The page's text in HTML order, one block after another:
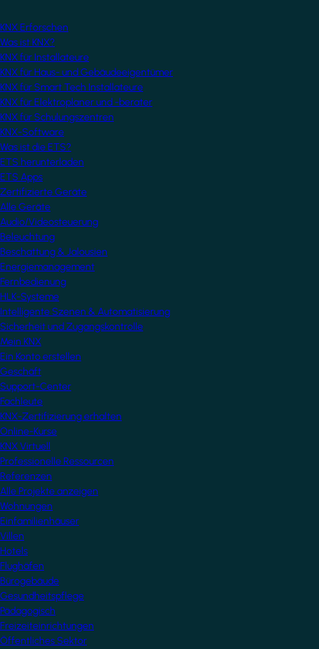
KNX Erforschen
Was ist KNX?
KNX für Installateure
KNX für Haus- und Gebäudeeigentümer
KNX für Smart Tech Installateure
KNX für Elektroplaner und -berater
KNX für Schulungszentren
KNX-Software
Was ist die ETS?
ETS herunterladen
ETS Apps
Zertifizierte Geräte
Alle Geräte
Audio/Videosteuerung
Beleuchtung
Beschattung & Jalousien
Energiemanagement
Fernbedienung
HLK-Systeme
Intelligente Szenen & Automatisierung
Sicherheit und Zugangskontrolle
Mein KNX
Ein Konto erstellen
Geschäft
Support-Center
Fachleute
KNX-Zertifizierung erhalten
Online-Kurse
KNX Virtuell
Professionelle Ressourcen
Referenzen
Alle Projekte anzeigen
Wohnungen
Einfamilienhäuser
Villen
Hotels
Flughäfen
Bürogebäude
Gesundheitspflege
Pädagogisch
Freizeiteinrichtungen
Öffentliches Sektor